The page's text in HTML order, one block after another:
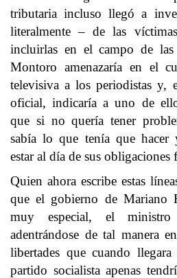
tributaria incluso llegó a
literalmente – de las
incluirlas en el campo de
Montoro amenazaría en el
televisiva a los periodistas y,
oficial, indicaría a uno de
que si no quería tener
sabía lo que tenía que hacer
estar al día de sus obligaciones
Quien ahora escribe estas
que el gobierno de Mariano
muy especial, el
adentrándose de tal manera
libertades que cuando
partido socialista apenas